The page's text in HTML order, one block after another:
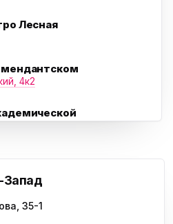
Лесная
4к2
35-1